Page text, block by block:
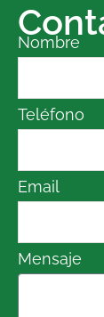
Nombre
Teléfono
Email
Mensaje